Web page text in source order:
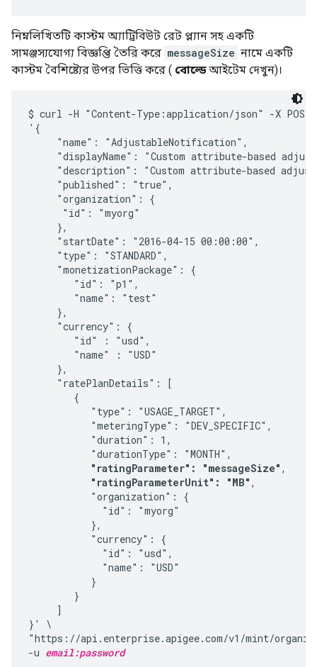
নিম্নলিখিতটি কাস্টম অ্যাট্রিবিউট রেট প্ল্যান সহ একটি
সামঞ্জস্যযোগ্য বিজ্ঞপ্তি তৈরি করে messageSize নামে একটি
কাস্টম বৈশিষ্ট্যের উপর ভিত্তি করে ( বোল্ডেআইটেম দেখুন)।
$ curl -H "Content-Type:application/json" -X
'{
     "name": "AdjustableNotification",
"displayName": "Custom attribute-based
"description": "Custom attribute-based
     "published": "true",
     "organization": {
      "id": "myorg"
     },
     "startDate": "2016-04-15 00:00:00",
     "type": "STANDARD",
     "monetizationPackage": {
        "id": "p1",
        "name": "test"
     },
     "currency": {
        "id" : "usd",
        "name" : "USD"
     },
     "ratePlanDetails": [
        {
           "type": "USAGE_TARGET",
           "meteringType": "DEV_SPECIFIC",
           "duration": 1,
           "durationType": "MONTH",
"ratingParameter": "messageSize" ,
"ratingParameterUnit": "MB" ,
           "organization": {
             "id": "myorg"
           },
           "currency": {
             "id": "usd",
             "name": "USD"
           }
        }
     ]
}' \
"https://api.enterprise.apigee.com/v1/mint/
-u email:password